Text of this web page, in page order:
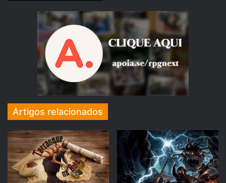
APOIE NOSSA CAUSA!
Nossa Campanha do PADRIM está no AR! Acesse e
veja nossas Metas e Recompensas para os patronos.
Artigos relacionados